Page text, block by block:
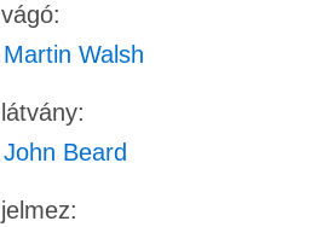
vágó:
Martin Walsh
látvány:
John Beard
jelmez: